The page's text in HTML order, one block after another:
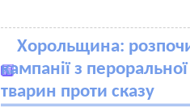
Хорольщина:
кампанії з
тварин проти сказу